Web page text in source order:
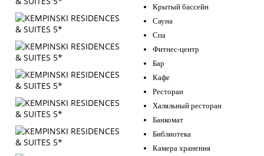
Крытый бассейн
Сауна
Спа
Фитнес-центр
Бар
Кафе
Ресторан
Халяльный ресторан
Банкомат
Библиотека
Камера хранения